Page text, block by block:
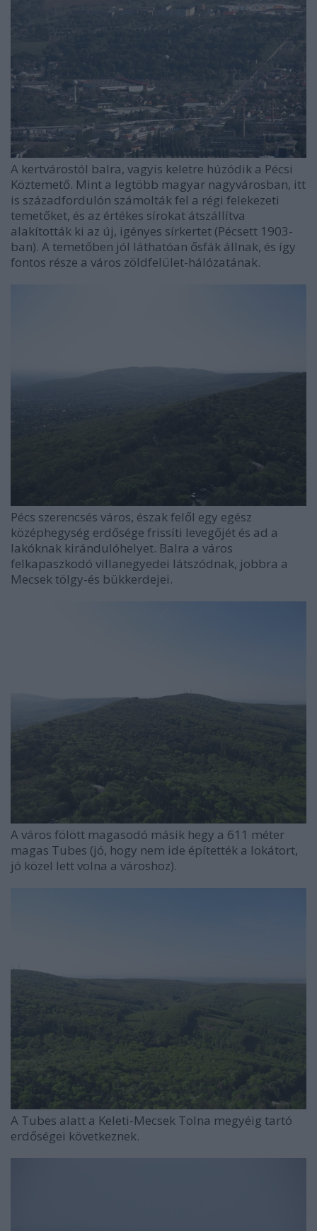
A kertvárostól balra, vagyis keletre húzódik a Pécsi
Köztemető. Mint a legtöbb magyar nagyvárosban, itt
is századfordulón számolták fel a régi felekezeti
temetőket, és az értékes sírokat átszállítva
alakították ki az új, igényes sírkertet (Pécsett 1903-
ban). A temetőben jól láthatóan ősfák állnak, és így
fontos része a város zöldfelület-hálózatának.
Pécs szerencsés város, észak felől egy egész
középhegység erdősége frissíti levegőjét és ad a
lakóknak kirándulóhelyet. Balra a város
felkapaszkodó villanegyedei látszódnak, jobbra a
Mecsek tölgy-és bükkerdejei.
A város fölött magasodó másik hegy a 611 méter
magas Tubes (jó, hogy nem ide építették a lokátort,
jó közel lett volna a városhoz).
A Tubes alatt a Keleti-Mecsek Tolna megyéig tartó
erdőségei következnek.